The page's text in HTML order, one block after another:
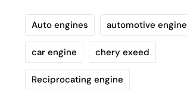
Auto engines automotive engine
car engine chery exeed
Reciprocating engine